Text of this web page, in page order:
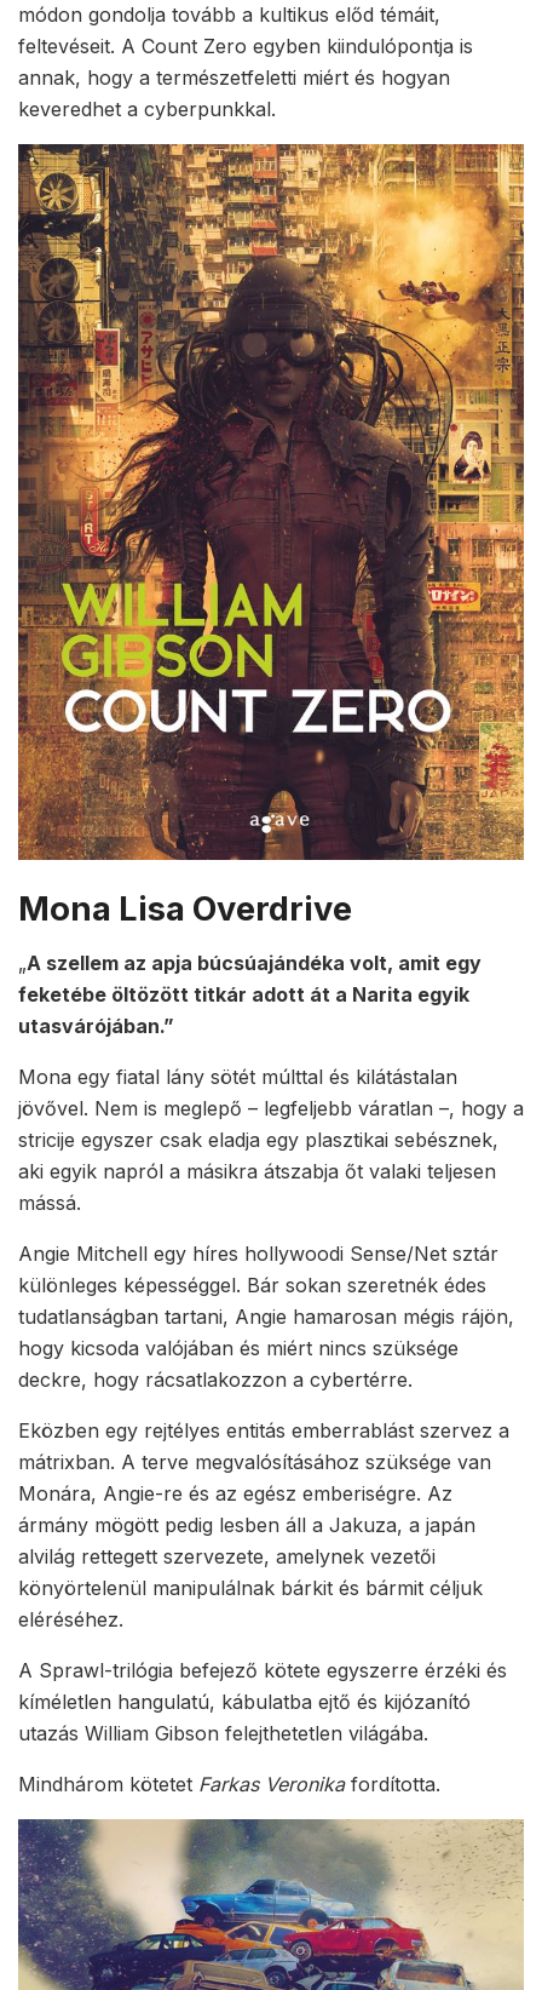
módon gondolja tovább a kultikus előd témáit,
feltevéseit. A Count Zero egyben kiindulópontja is
annak, hogy a természetfeletti miért és hogyan
keveredhet a cyberpunkkal.
Mona Lisa Overdrive
„A szellem az apja búcsúajándéka volt, amit egy
feketébe öltözött titkár adott át a Narita egyik
utasvárójában.”
Mona egy fiatal lány sötét múlttal és kilátástalan
jövővel. Nem is meglepő – legfeljebb váratlan –, hogy a
stricije egyszer csak eladja egy plasztikai sebésznek,
aki egyik napról a másikra átszabja őt valaki teljesen
mássá.
Angie Mitchell egy híres hollywoodi Sense/Net sztár
különleges képességgel. Bár sokan szeretnék édes
tudatlanságban tartani, Angie hamarosan mégis rájön,
hogy kicsoda valójában és miért nincs szüksége
deckre, hogy rácsatlakozzon a cybertérre.
Eközben egy rejtélyes entitás emberrablást szervez a
mátrixban. A terve megvalósításához szüksége van
Monára, Angie-re és az egész emberiségre. Az
ármány mögött pedig lesben áll a Jakuza, a japán
alvilág rettegett szervezete, amelynek vezetői
könyörtelenül manipulálnak bárkit és bármit céljuk
eléréséhez.
A Sprawl-trilógia befejező kötete egyszerre érzéki és
kíméletlen hangulatú, kábulatba ejtő és kijózanító
utazás William Gibson felejthetetlen világába.
Mindhárom kötetet Farkas Veronikafordította.